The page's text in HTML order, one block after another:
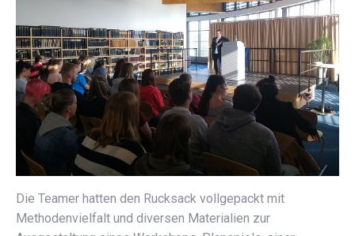
Die Teamer hatten den Rucksack vollgepackt mit
Methodenvielfalt und diversen Materialien zur